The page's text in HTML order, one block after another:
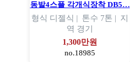
동발4스플 각개식장착 DB5…
형식 디젤식 | 톤수 7톤 | 지
역 경기
1,300만원
no.18985